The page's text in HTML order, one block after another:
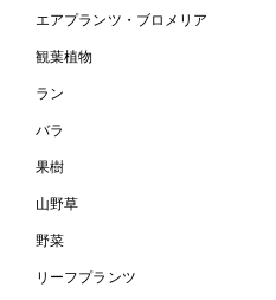
エアプランツ・ブロメリア
観葉植物
ラン
バラ
果樹
山野草
野菜
リーフプランツ